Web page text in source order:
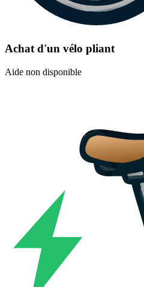
Achat d'un vélo pliant
Aide non disponible